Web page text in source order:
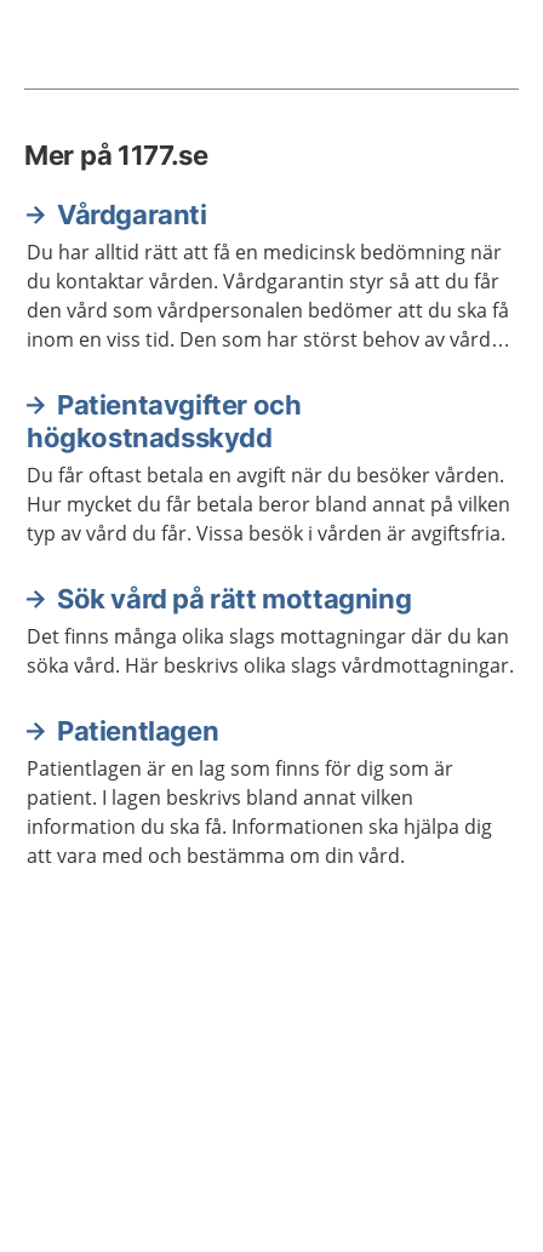
Mer på 1177.se
Vårdgaranti
Du har alltid rätt att få en medicinsk bedömning när
du kontaktar vården. Vårdgarantin styr så att du får
den vård som vårdpersonalen bedömer att du ska få
inom en viss tid. Den som har störst behov av vård
Patientavgifter och
högkostnadsskydd
Du får oftast betala en avgift när du besöker vården.
Hur mycket du får betala beror bland annat på vilken
typ av vård du får. Vissa besök i vården är avgiftsfria.
Sök vård på rätt mottagning
Det finns många olika slags mottagningar där du kan
söka vård. Här beskrivs olika slags vårdmottagningar.
Patientlagen
Patientlagen är en lag som finns för dig som är
patient. I lagen beskrivs bland annat vilken
information du ska få. Informationen ska hjälpa dig
att vara med och bestämma om din vård.